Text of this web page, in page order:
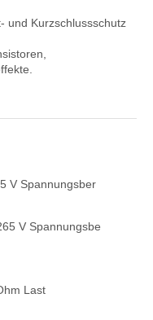
und Kurzschlussschutz
V Spannungsber
V Spannungsbe
Last